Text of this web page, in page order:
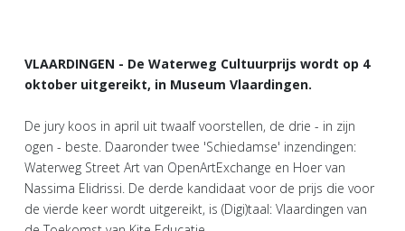
VLAARDINGEN - De Waterweg Cultuurprijs wordt op 4
oktober uitgereikt, in Museum Vlaardingen.
De jury koos in april uit twaalf voorstellen, de drie - in zijn
ogen - beste. Daaronder twee 'Schiedamse' inzendingen:
Waterweg Street Art van OpenArtExchange en Hoer van
Nassima Elidrissi. De derde kandidaat voor de prijs die voor
de vierde keer wordt uitgereikt, is (Digi)taal: Vlaardingen van